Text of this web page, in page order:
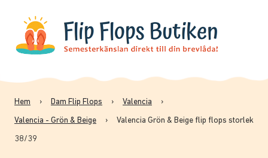
Hem › Dam Flip Flops › Valencia ›
Valencia - Grön & Beige › Valencia Grön & Beige flip flops storlek
38/39